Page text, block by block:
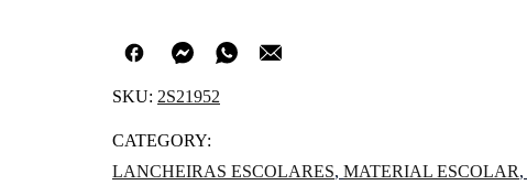
SKU: 2S21952
CATEGORY:
LANCHEIRAS ESCOLARES, MATERIAL ESCOLAR,